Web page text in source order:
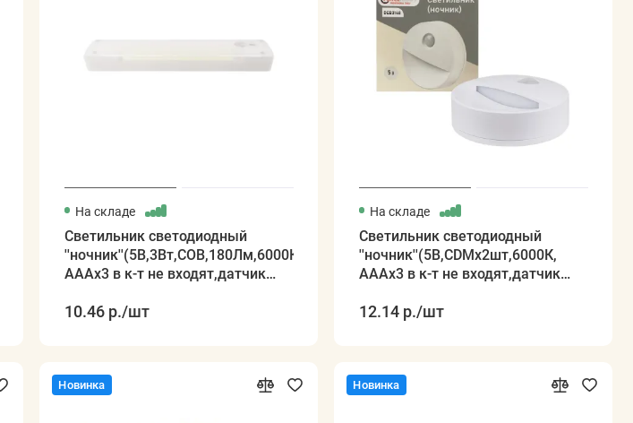
На складе
Светильник светодиодный
''ночник''(5В,3Вт,СОВ,180Лм,6000К,
АААх3 в к-т не входят,датчик
10.46 р./шт
На складе
Светильник светодиодный
''ночник''(5В,CDMх2шт,6000К,
АААх3 в к-т не входят,датчик
12.14 р./шт
Новинка Новинка